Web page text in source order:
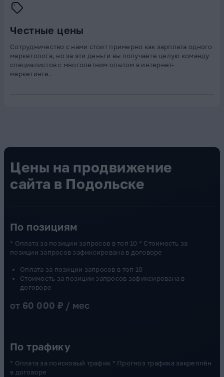
Честные цены
Сотрудничество с нами стоит примерно как зарплата одного
маркетолога, но за эти деньги вы получаете целую команду
специалистов с многолетним опытом в интернет-
маркетинге.
Цены на продвижение
сайта в Подольске
По позициям
* Оплата за позиции запросов в топ 10 * Стоимость за
позиции запросов зафиксирована в договоре
Оплата за позиции запросов в топ 10
Стоимость за позиции запросов зафиксирована в
договоре
от 60 000 ₽ / мес
По трафику
* Оплата за поисковый трафик * Прогноз трафика закреплён
в договоре